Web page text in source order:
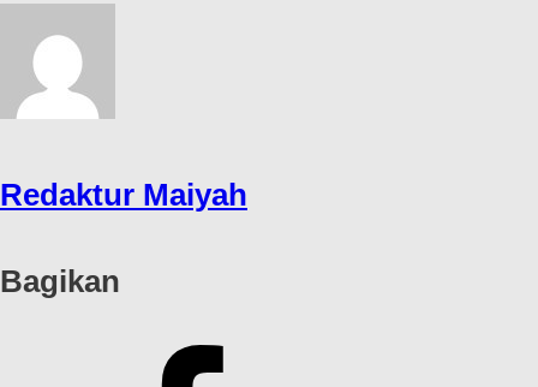
Redaktur Maiyah
Bagikan